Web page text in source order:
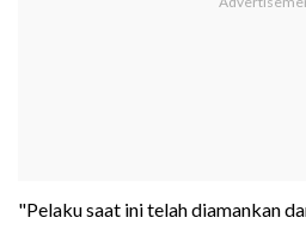
"Pelaku saat ini telah diamankan